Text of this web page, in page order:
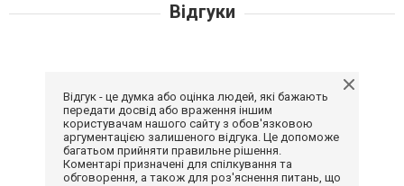
Відгуки
Відгук - це думка або оцінка людей, які бажають
передати досвід або враження іншим
користувачам нашого сайту з обов'язковою
аргументацією залишеного відгука. Це допоможе
багатьом прийняти правильне рішення.
Коментарі призначені для спілкування та
обговорення, а також для роз'яснення питань, що